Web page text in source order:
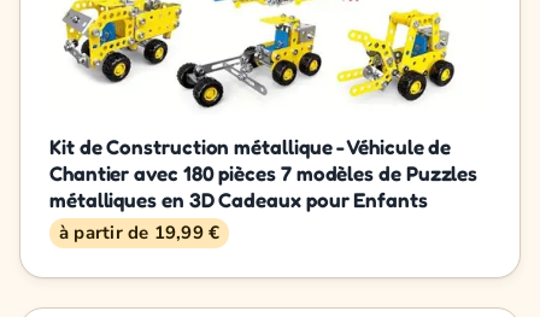
Kit de Construction métallique - Véhicule de
Chantier avec 180 pièces 7 modèles de Puzzles
métalliques en 3D Cadeaux pour Enfants
à partir de 19,99 €